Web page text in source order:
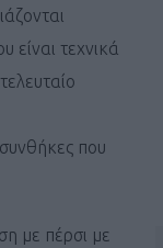
είναι τεχνικά
που
με πέρσι με